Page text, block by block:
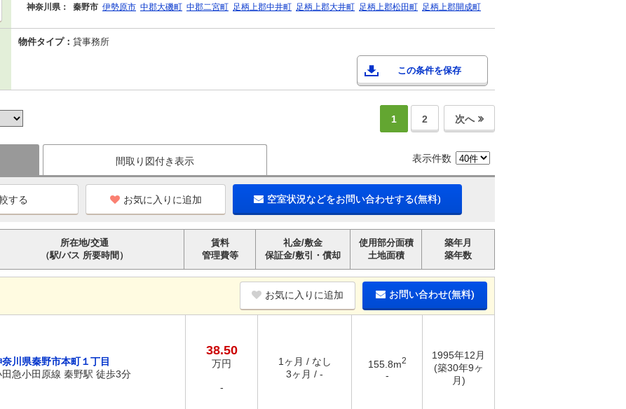
神奈川県：
秦野市 伊勢原市 中郡大磯町 中郡二宮町 足柄上郡中井町 足柄上郡大井町 足柄上郡松田町 足柄上郡開成町
物件タイプ： 貸事務所
この条件を保存
1 2 次へ
間取り図付き表示 表示件数
お気に入りに追加 空室状況などをお問い合わせする(無料)
所在地/交通
（駅/バス 所要時間）
賃料
管理費等
礼金/敷金
保証金/敷引・償却
使用部分面積
土地面積
築年月
築年数
お気に入りに追加 お問い合わせ(無料)
奈川県秦野市本町１丁目
田急小田原線 秦野駅 徒歩3分
38.50
万円
-
1ヶ月 / なし
3ヶ月 / -
155.8m2
-
1995年12月
(築30年9ヶ
月)